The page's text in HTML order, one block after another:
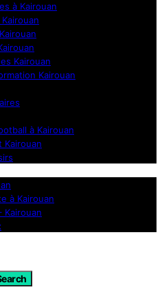
à Kairouan
Kairouan
Kairouan
à Kairouan
Kairouan
à Kairouan
Kairouan